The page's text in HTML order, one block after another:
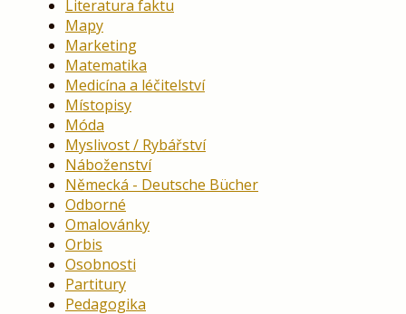
Literatura faktu
Mapy
Marketing
Matematika
Medicína a léčitelství
Místopisy
Móda
Myslivost / Rybářství
Náboženství
Německá - Deutsche Bücher
Odborné
Omalovánky
Orbis
Osobnosti
Partitury
Pedagogika